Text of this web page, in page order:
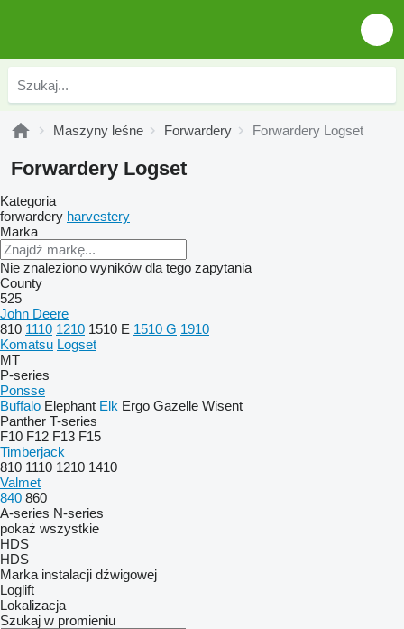
Maszyny leśne Forwardery Forwardery Logset
Forwardery Logset
Kategoria
forwardery harvestery
Marka
Nie znaleziono wyników dla tego zapytania
County
525
John Deere
810 1110 1210 1510 E 1510 G 1910
Komatsu Logset
MT
P-series
Ponsse
Buffalo Elephant Elk Ergo Gazelle Wisent
Panther T-series
F10 F12 F13 F15
Timberjack
810 1110 1210 1410
Valmet
840 860
A-series N-series
pokaż wszystkie
HDS
HDS
Marka instalacji dźwigowej
Loglift
Lokalizacja
Szukaj w promieniu